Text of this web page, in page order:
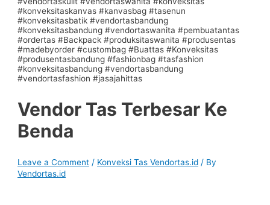
Vendor Tas Terbesar Ke
Benda
Leave a Comment / Konveksi Tas Vendortas.id / By
Vendortas.id